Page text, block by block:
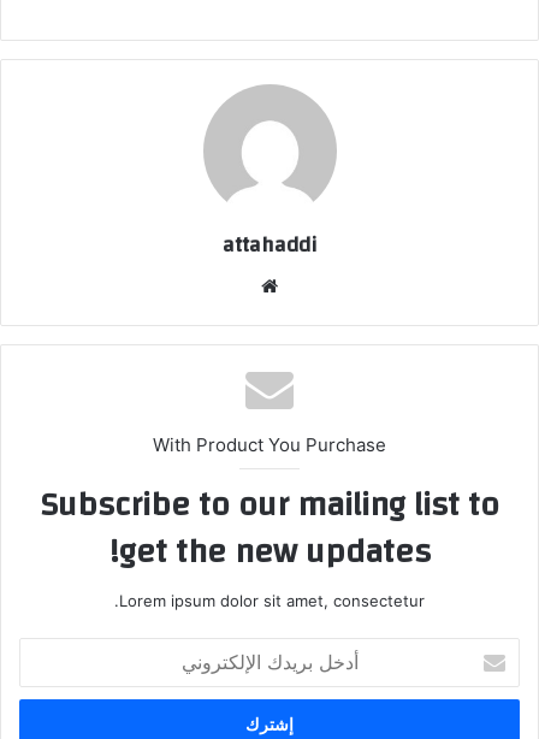
attahaddi
الوي
ب
With Product You Purchase
Subscribe to our mailing list to
get the new updates!
Lorem ipsum dolor sit amet, consectetur.
خ